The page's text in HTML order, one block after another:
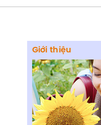
Giới thiệu